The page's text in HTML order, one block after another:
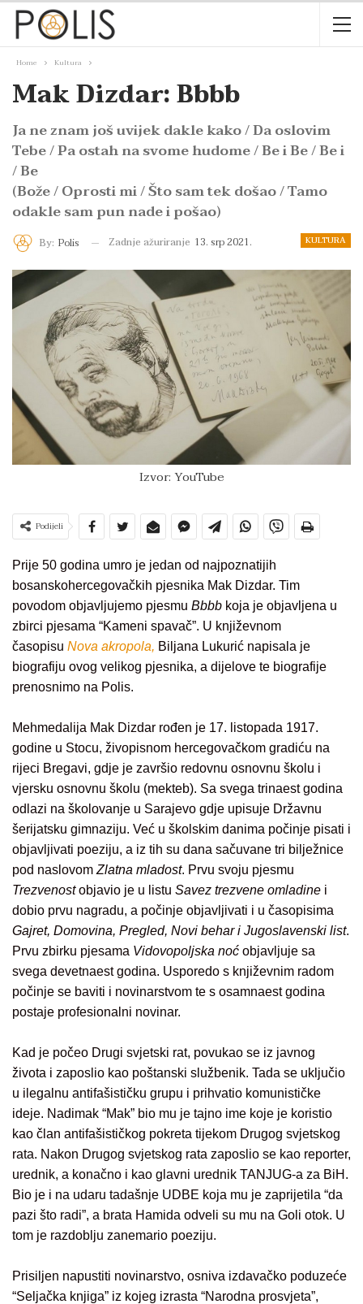
Home Kultura
Mak Dizdar: Bbbb
Ja ne znam još uvijek dakle kako / Da oslovim
Tebe / Pa ostah na svome hudome / Be i Be / Be i
/ Be
(Bože / Oprosti mi / Što sam tek došao / Tamo
odakle sam pun nade i pošao)
KULTURA
By: Polis Zadnje ažuriranje 13. srp 2021.
Izvor: YouTube
Podijeli
Prije 50 godina umro je jedan od najpoznatijih
bosanskohercegovačkih pjesnika Mak Dizdar. Tim
povodom objavljujemo pjesmu Bbbb koja je objavljena u
zbirci pjesama “Kameni spavač”. U književnom
časopisu Nova akropola, Biljana Lukurić napisala je
biografiju ovog velikog pjesnika, a dijelove te biografije
prenosnimo na Polis.
Mehmedalija Mak Dizdar rođen je 17. listopada 1917.
godine u Stocu, živopisnom hercegovačkom gradiću na
rijeci Bregavi, gdje je završio redovnu osnovnu školu i
vjersku osnovnu školu (mekteb). Sa svega trinaest godina
odlazi na školovanje u Sarajevo gdje upisuje Državnu
šerijatsku gimnaziju. Već u školskim danima počinje pisati i
objavljivati poeziju, a iz tih su dana sačuvane tri bilježnice
pod naslovom Zlatna mladost. Prvu svoju pjesmu
Trezvenostobjavio je u listu Savez trezvene omladine i
dobio prvu nagradu, a počinje objavljivati i u časopisima
Gajret, Domovina, Pregled, Novi behar i Jugoslavenski list.
Prvu zbirku pjesama Vidovopoljska noć objavljuje sa
svega devetnaest godina. Usporedo s književnim radom
počinje se baviti i novinarstvom te s osamnaest godina
postaje profesionalni novinar.
Kad je počeo Drugi svjetski rat, povukao se iz javnog
života i zaposlio kao poštanski službenik. Tada se uključio
u ilegalnu antifašističku grupu i prihvatio komunističke
ideje. Nadimak “Mak” bio mu je tajno ime koje je koristio
kao član antifašističkog pokreta tijekom Drugog svjetskog
rata. Nakon Drugog svjetskog rata zaposlio se kao reporter,
urednik, a konačno i kao glavni urednik TANJUG-a za BiH.
Bio je i na udaru tadašnje UDBE koja mu je zaprijetila “da
pazi što radi”, a brata Hamida odveli su mu na Goli otok. U
tom je razdoblju zanemario poeziju.
Prisiljen napustiti novinarstvo, osniva izdavačko poduzeće
“Seljačka knjiga” iz kojeg izrasta “Narodna prosvjeta”,